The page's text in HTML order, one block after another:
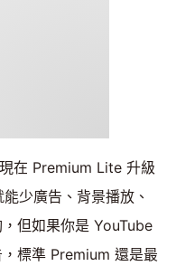
在 Premium Lite 升級
少廣告、背景播放、
但如果你是 YouTube
標準 Premium 還是最